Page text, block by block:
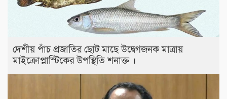
দেশীয় পাঁচ প্রজাতির ছোট মাছে উদ্বেগজনক মাত্রায়
মাইক্রোপ্লাস্টিকের উপস্থিতি শনাক্ত ।